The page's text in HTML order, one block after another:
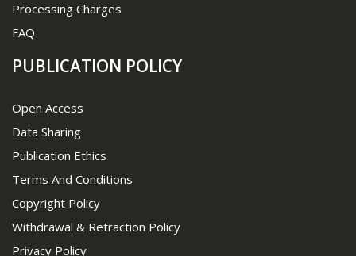
Processing Charges
FAQ
PUBLICATION POLICY
Open Access
Data Sharing
Publication Ethics
Terms And Conditions
Copyright Policy
Withdrawal & Retraction Policy
Privacy Policy